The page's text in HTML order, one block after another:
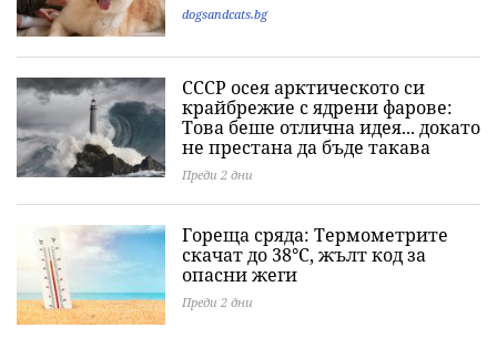
dogsandcats.bg
СССР осея арктическото си
крайбрежие с ядрени фарове:
Това беше отлична идея... докато
не престана да бъде такава
Преди 2 дни
Гореща сряда: Термометрите
скачат до 38°C, жълт код за
опасни жеги
Преди 2 дни